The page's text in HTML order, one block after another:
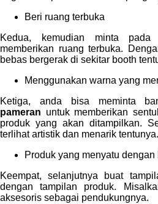
Beri ruang terbuka
Kedua, kemudian minta pada
memberikan ruang terbuka.
bebas bergerak di sekitar booth
Menggunakan warna yang
Ketiga, anda bisa meminta
pameran untuk memberikan
produk yang akan ditampilkan.
terlihat artistik dan menarik tentunya.
Produk yang menyatu dengan
Keempat, selanjutnya buat
dengan tampilan produk.
aksesoris sebagai pendukungnya.